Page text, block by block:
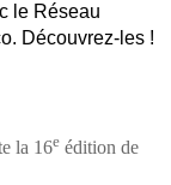
le Réseau
Découvrez-les !
la 16e édition de